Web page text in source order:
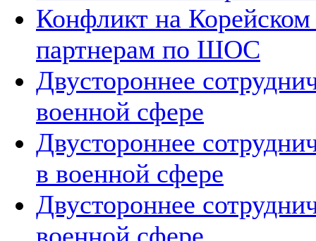
Конфликт на
партнерам по ШОС
Двустороннее
военной сфере
Двустороннее
в военной сфере
Двустороннее